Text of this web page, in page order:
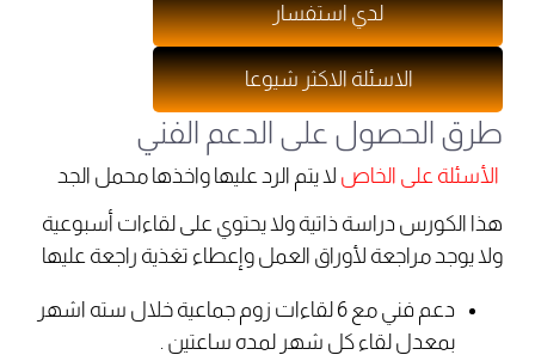
لدي استفسار
الاسئلة الاكثر شيوعا
طرق الحصول على الدعم الفني
الأسئلة على الخاص لا يتم الرد عليها واخذها محمل الجد
هذا الكورس دراسة ذاتية ولا يحتوي على لقاءات أسبوعية
ولا يوجد مراجعة لأوراق العمل وإعطاء تغذية راجعة عليها
دعم فني مع 6 لقاءات زوم جماعية خلال سته اشهر
بمعدل لقاء كل شهر لمده ساعتين .